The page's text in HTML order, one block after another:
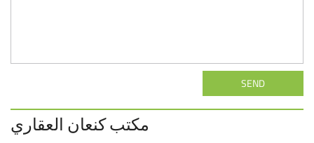
SEND
مكتب كنعان العقاري